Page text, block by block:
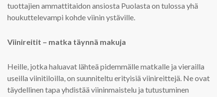
tuottajien ammattitaidon ansiosta Puolasta on tulossa yhä
houkuttelevampi kohde viinin ystäville.
Viinireitit – matka täynnä makuja
Heille, jotka haluavat lähteä pidemmälle matkalle ja vierailla
useilla viinitiloilla, on suunniteltu erityisiä viinireittejä. Ne ovat
täydellinen tapa yhdistää viininmaistelu ja tutustuminen